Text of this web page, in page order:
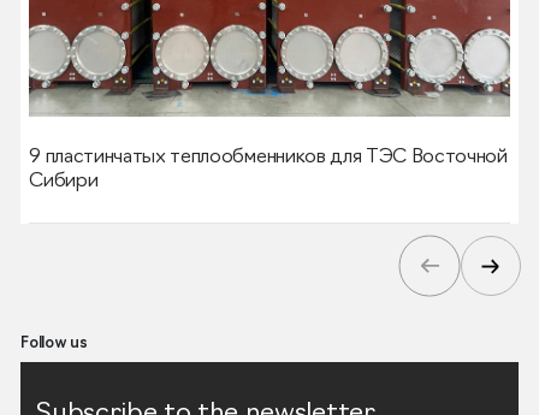
9 пластинчатых теплообменников для ТЭС Восточной
Сибири
Follow us